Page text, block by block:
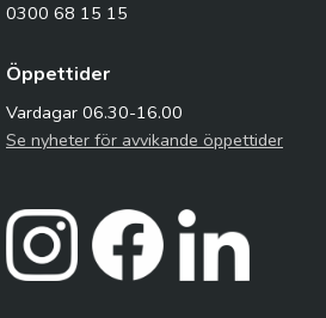
0300 68 15 15
Öppettider
Vardagar 06.30-16.00
Se nyheter för avvikande öppettider